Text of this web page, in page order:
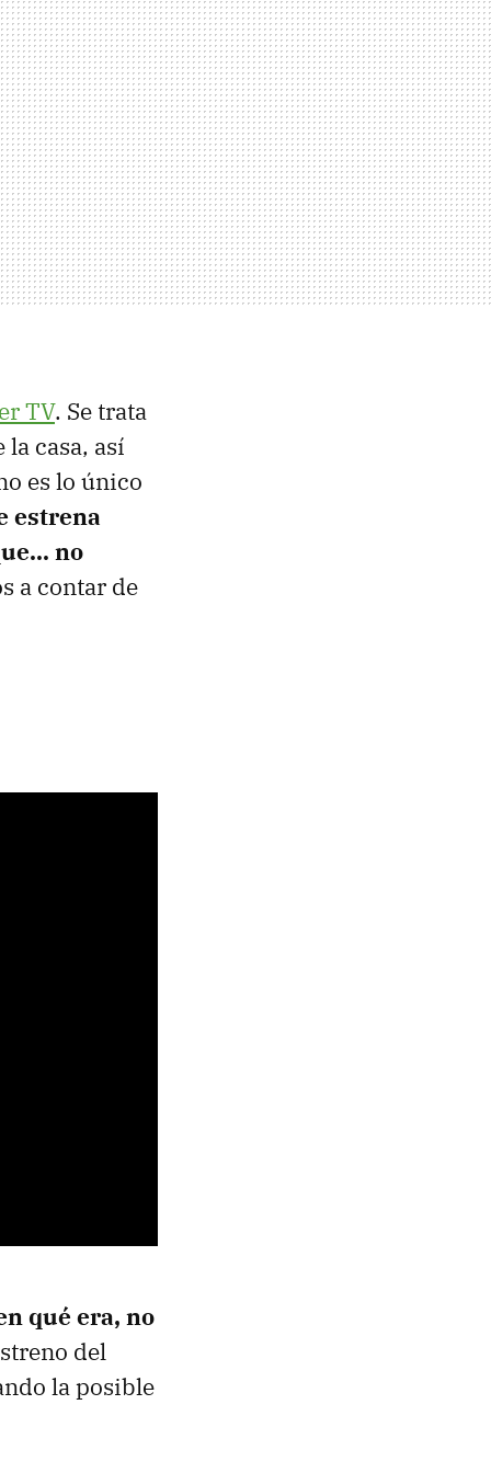
TV. Se trata
casa, así
es lo único
estrena
no
a contar de
qué era, no
del
la posible